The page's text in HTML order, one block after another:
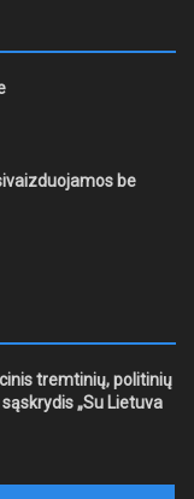
be
tremtinių, politinių
„Su Lietuva